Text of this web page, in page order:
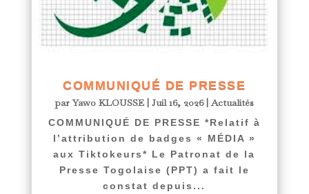
COMMUNIQUÉ DE PRESSE
parYawo KLOUSSE |Juil 16, 2026|Actualités
COMMUNIQUÉ DE PRESSE *Relatif à
l’attribution de badges « MÉDIA »
aux Tiktokeurs* Le Patronat de la
Presse Togolaise (PPT) a fait le
constat depuis...